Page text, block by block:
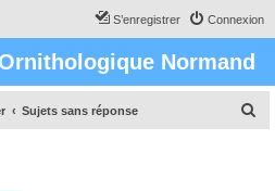
Connexion
S’enregistrer
Normand
Sujets sans réponse